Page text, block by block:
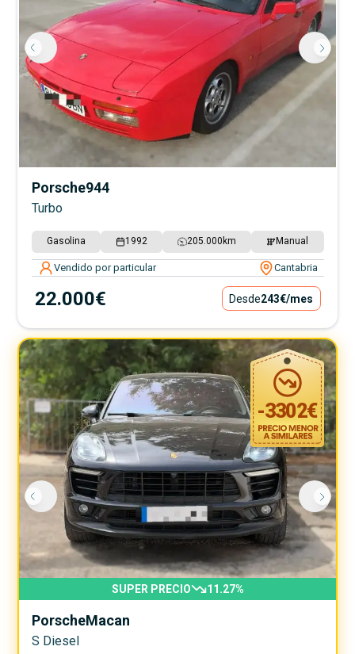
Porsche944
Turbo
Gasolina 1992 205.000 km Manual
Vendido por particular Cantabria
22.000€ Desde243€/mes
-3302€
SUPER PRECIO 11.27%
PorscheMacan
S Diesel